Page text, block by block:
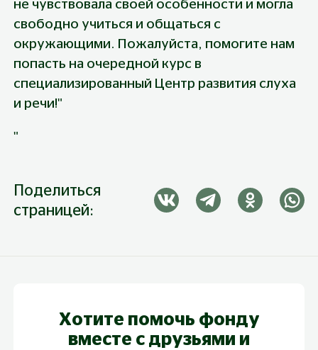
не чувствовала своей особенности и могла
свободно учиться и общаться с
окружающими. Пожалуйста, помогите нам
попасть на очередной курс в
специализированный Центр развития слуха
и речи!"
"
Поделиться
страницей:
Хотите помочь фонду
вместе с друзьями и